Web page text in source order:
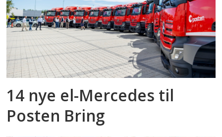
14 nye el-Mercedes til
Posten Bring